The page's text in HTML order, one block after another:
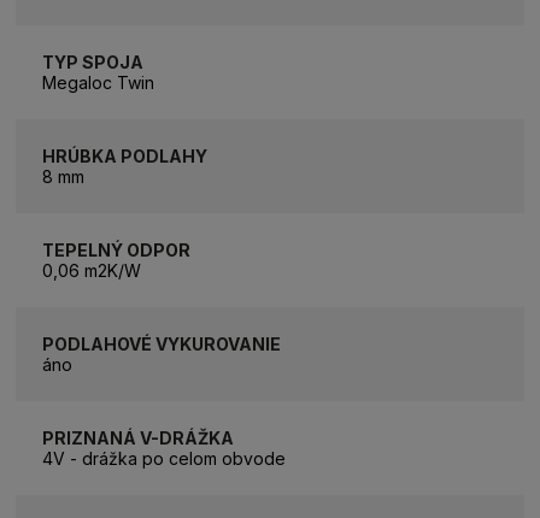
TYP SPOJA
Megaloc Twin
HRÚBKA PODLAHY
8 mm
TEPELNÝ ODPOR
0,06 m2K/W
PODLAHOVÉ VYKUROVANIE
áno
PRIZNANÁ V-DRÁŽKA
4V - drážka po celom obvode